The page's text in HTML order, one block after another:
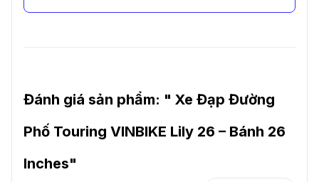
Đánh giá sản phẩm: " Xe Đạp Đường
Phố Touring VINBIKE Lily 26 – Bánh 26
Inches"